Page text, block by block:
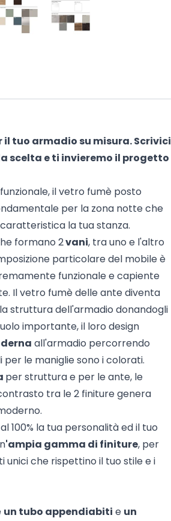
New York
Piccione
tuo armadio su misura. Scrivici
scelta e ti invieremo il progetto
il vetro fumè posto
per la zona notte che
la tua stanza.
formano 2vani, tra uno e l'altro
particolare del mobile è
funzionale e capiente
Il vetro fumè delle ante diventa
struttura dell'armadio donandogli
importante, il loro design
all'armadio percorrendo
le maniglie sono i colorati.
per struttura e per le ante, le
tra le 2 finiture genera
100% la tua personalità ed il tuo
'ampia gamma di finiture, per
che rispettino il tuo stile e i
un tubo appendiabiti e un